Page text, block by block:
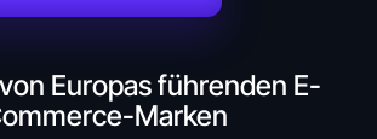
Europas führenden E-
Marken